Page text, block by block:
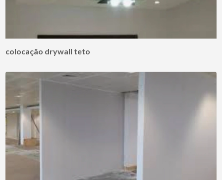
colocação drywall teto